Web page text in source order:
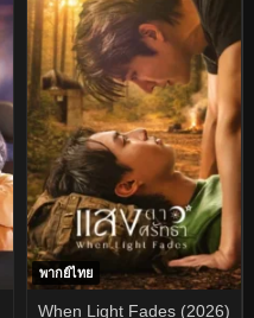
พากย์ไทย
When Light Fades (2026)